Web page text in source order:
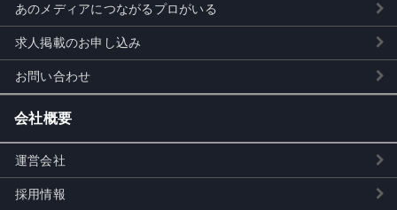
あのメディアにつながるプロがいる
求人掲載のお申し込み
お問い合わせ
会社概要
運営会社
採用情報